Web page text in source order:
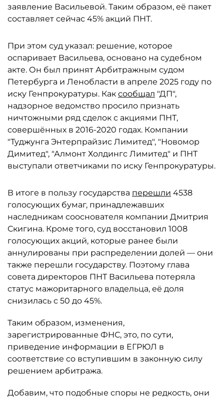
заявление Васильевой. Таким образом, её пакет
составляет сейчас 45% акций ПНТ.
При этом суд указал: решение, которое
оспаривает Васильева, основано на судебном
акте. Он был принят Арбитражным судом
Петербурга и Ленобласти в апреле 2025 году по
иску Генпрокуратуры. Как сообщал "ДП",
надзорное ведомство просило признать
ничтожными ряд сделок с акциями ПНТ,
совершённых в 2016-2020 годах. Компании
"Туджунга Энтерпрайзис Лимитед", "Новомор
Димитед", "Алмонт Холдингс Лимитед" и ПНТ
выступали ответчиками по иску Генпрокуратуры.
В итоге в пользу государства перешли 4538
голосующих бумаг, принадлежавших
наследникам сооснователя компании Дмитрия
Скигина. Кроме того, суд восстановил 1008
голосующих акций, которые ранее были
аннулированы при распределении долей — они
также перешли государству. Поэтому глава
совета директоров ПНТ Васильева потеряла
статус мажоритарного владельца, её доля
снизилась с 50 до 45%.
Таким образом, изменения,
зарегистрированные ФНС, это, по сути,
приведение информации в ЕГРЮЛ в
соответствие со вступившим в законную силу
решением арбитража.
Добавим, что подобные споры не редкость, они